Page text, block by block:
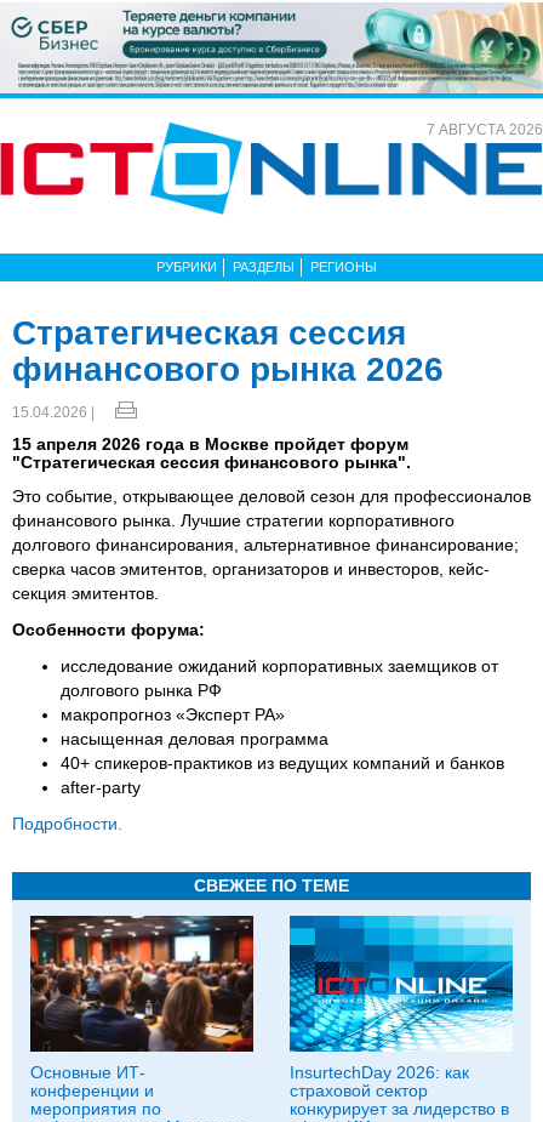
7 АВГУСТА 2026
РУБРИКИ РАЗДЕЛЫ РЕГИОНЫ
Стратегическая сессия
финансового рынка 2026
15.04.2026 |
15 апреля 2026 года в Москве пройдет форум
"Стратегическая сессия финансового рынка".
Это событие, открывающее деловой сезон для профессионалов
финансового рынка. Лучшие стратегии корпоративного
долгового финансирования, альтернативное финансирование;
сверка часов эмитентов, организаторов и инвесторов, кейс-
секция эмитентов.
Особенности форума:
исследование ожиданий корпоративных заемщиков от
долгового рынка РФ
макропрогноз «Эксперт РА»
насыщенная деловая программа
40+ спикеров-практиков из ведущих компаний и банков
after-party
Подробности.
СВЕЖЕЕ ПО ТЕМЕ
Основные ИТ-
конференции и
мероприятия по
InsurtechDay 2026: как
страховой сектор
конкурирует за лидерство в